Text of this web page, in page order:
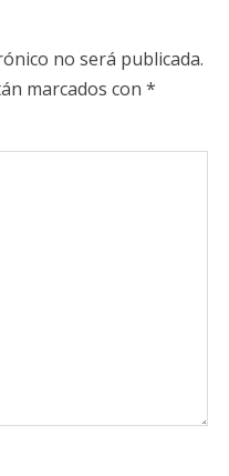
no será publicada.
marcados con *